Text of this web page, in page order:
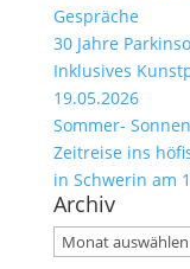
Gespräche
30 Jahre
Inklusives
19.05.2026
Sommer-
Zeitreise ins
in Schwerin am
Archiv
Archiv